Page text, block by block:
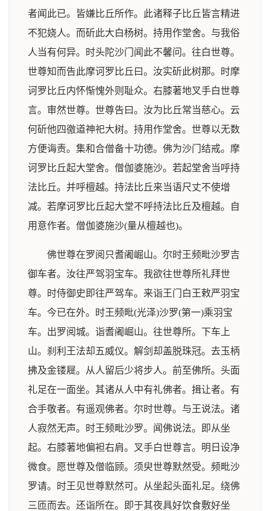
者闻此已。皆嫌比丘所作。此诸释子比丘皆言精进
不犯娆人。而斫此大白杨树。持用作堂舍。与我俗
人当有何异。时头陀沙门闻此不馨问。往白世尊。
世尊知而告此摩诃罗比丘曰。汝实斫此树那。时摩
诃罗比丘内怀惭愧外则耻众。右膝著地叉手白世尊
言。审然世尊。世尊告曰。汝为比丘常当慈心。云
何斫他四徼道神祀大树。持用作堂舍。世尊以无数
方便诲责。集和合僧备十功德。佛为沙门结戒。摩
诃罗比丘起大堂舍。僧伽婆施沙。若起堂舍当呼持
法比丘。并呼檀越。持法比丘来当语尺丈不使增
减。若摩诃罗比丘起大堂不呼持法比丘及檀越。自
用意作者。僧伽婆施沙(量从檀越也)。
佛世尊在罗阅只耆阇崛山。尔时王频毗沙罗吉
御车者。汝往严驾羽宝车。我欲往世尊所礼拜世
尊。时侍御史即往严驾车。来诣王门白王敕严羽宝
车。今已在外。时王频毗(光泽)沙罗(第一)乘羽宝
车。出罗阅城。诣耆阇崛山。往世尊所。下车上
山。刹利王法却五威仪。解剑却盖脱珠冠。去玉柄
拂及金镂屣。从人留后少将步人。前至佛所。头面
礼足在一面坐。其诸从人中有礼佛者。揖让者。有
合手敬者。有遥观佛者。尔时世尊。与王说法。诸
人寂然无声。时王频毗沙罗。闻佛说法。即从坐
起。右膝著地偏袒右肩。叉手白世尊言。明日设净
微食。愿世尊及僧临顾。须臾世尊默然受。频毗沙
罗请。时王见世尊默然可。从坐起头面礼足。绕佛
三匝而去。还诣所在。即于其夜具好饮食敷好坐